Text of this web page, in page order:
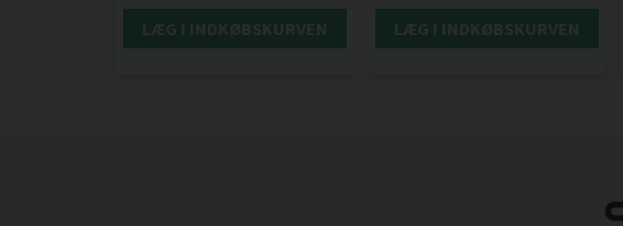
LÆG I INDKØBSKURVEN LÆG I INDKØBSKURVEN